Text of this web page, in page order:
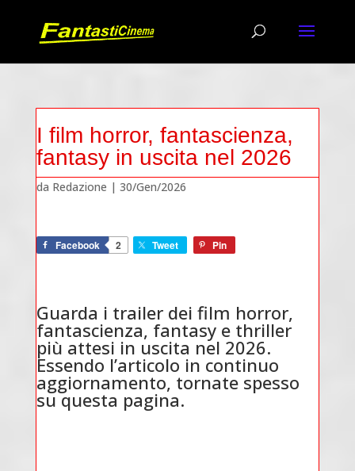
I film horror, fantascienza,
fantasy in uscita nel 2026
da Redazione | 30/Gen/2026
Facebook 2 Tweet Pin
Guarda i trailer dei film horror,
fantascienza, fantasy e thriller
più attesi in uscita nel 2026.
Essendo l’articolo in continuo
aggiornamento, tornate spesso
su questa pagina.